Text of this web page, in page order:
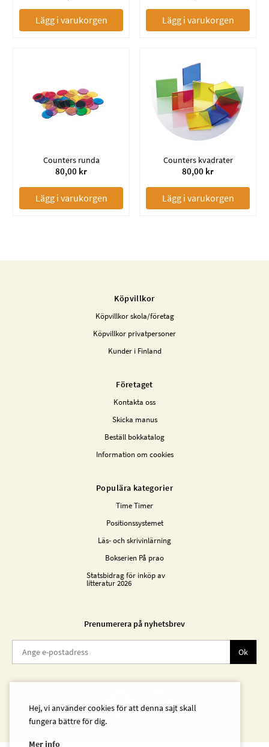
Lägg i varukorgen Lägg i varukorgen
Counters runda
80,00 kr
Lägg i varukorgen
Counters kvadrater
80,00 kr
Lägg i varukorgen
Köpvillkor
Köpvillkor skola/företag
Köpvillkor privatpersoner
Kunder i Finland
Företaget
Kontakta oss
Skicka manus
Beställ bokkatalog
Information om cookies
Populära kategorier
Time Timer
Positionssystemet
Läs- och skrivinlärning
Bokserien På prao
Statsbidrag för inköp av
litteratur 2026
Prenumerera på nyhetsbrev
Ok
Hej, vi använder cookies för att denna sajt skall
fungera bättre för dig.
Mer info